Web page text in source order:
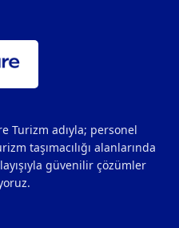
Turizm adıyla; personel
taşımacılığı alanlarında
güvenilir çözümler